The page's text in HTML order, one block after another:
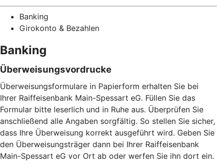
Banking
Girokonto & Bezahlen
Banking
Überweisungsvordrucke
Überweisungsformulare in Papierform erhalten Sie bei
Ihrer Raiffeisenbank Main-Spessart eG. Füllen Sie das
Formular bitte leserlich und in Ruhe aus. Überprüfen Sie
anschließend alle Angaben sorgfältig. So stellen Sie sicher,
dass Ihre Überweisung korrekt ausgeführt wird. Geben Sie
den Überweisungsträger dann bei Ihrer Raiffeisenbank
Main-Spessart eG vor Ort ab oder werfen Sie ihn dort ein.